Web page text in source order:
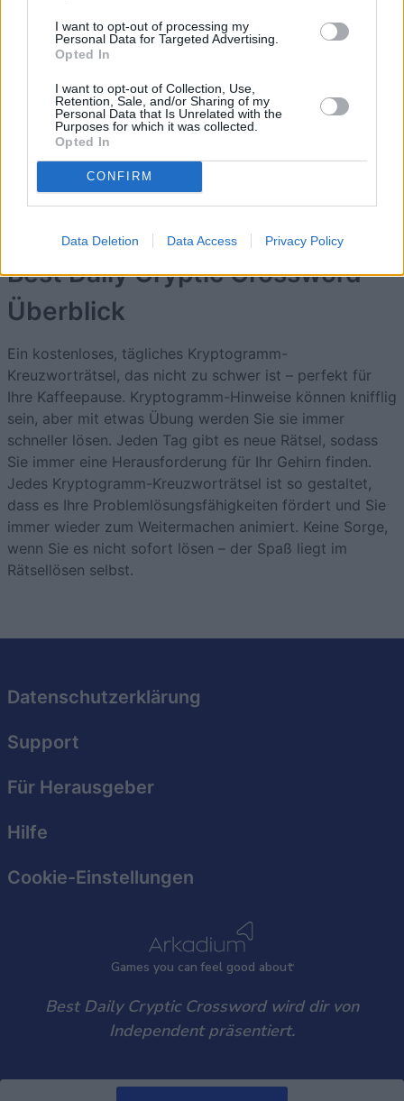
I want to opt-out of processing my
Personal Data for Targeted Advertising.
Opted In
I want to opt-out of Collection, Use,
Retention, Sale, and/or Sharing of my
Personal Data that Is Unrelated with the
Purposes for which it was collected.
Opted In
CONFIRM
Data Deletion Data Access Privacy Policy
sfby1962 96,470
9 Graham Hawes
Best Daily Cryptic Crossword
Überblick
Ein kostenloses, tägliches Kryptogramm-
Kreuzworträtsel, das nicht zu schwer ist – perfekt für
Ihre Kaffeepause. Kryptogramm-Hinweise können knifflig
sein, aber mit etwas Übung werden Sie sie immer
schneller lösen. Jeden Tag gibt es neue Rätsel, sodass
Sie immer eine Herausforderung für Ihr Gehirn finden.
Jedes Kryptogramm-Kreuzworträtsel ist so gestaltet,
dass es Ihre Problemlösungsfähigkeiten fördert und Sie
immer wieder zum Weitermachen animiert. Keine Sorge,
wenn Sie es nicht sofort lösen – der Spaß liegt im
Rätsellösen selbst.
Games you can feel good about
Datenschutzerklärung
Support
Für Herausgeber
Hilfe
Cookie-Einstellungen
Best Daily Cryptic Crossword wird dir von
Independent präsentiert.